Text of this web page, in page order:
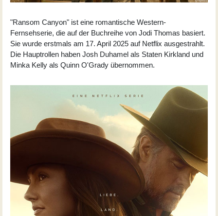
"Ransom Canyon" ist eine romantische Western-
Fernsehserie, die auf der Buchreihe von Jodi Thomas basiert.
Sie wurde erstmals am 17. April 2025 auf Netflix ausgestrahlt.
Die Hauptrollen haben Josh Duhamel als Staten Kirkland und
Minka Kelly als Quinn O'Grady übernommen.